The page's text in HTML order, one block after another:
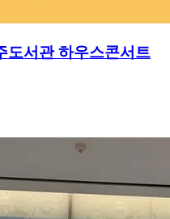
도서관 하우스콘서트